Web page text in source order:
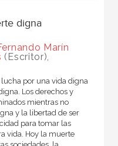
digna
Marín
(Escritor),
por una vida digna
Los derechos y
mientras no
y la libertad de ser
para tomar las
vida. Hoy la muerte